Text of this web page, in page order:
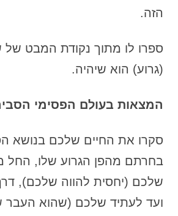
הזה.
ספרו לו מתוך נקודת המבט
(גרוע) הוא שיהיה.
המצאות בעולם הפסימי
סקרו את החיים שלכם בנושא
בחרתם מהפן הגרוע שלו, החל
שלכם (יחסית להווה שלכם),
ועד לעתיד שלכם (שהוא העבר